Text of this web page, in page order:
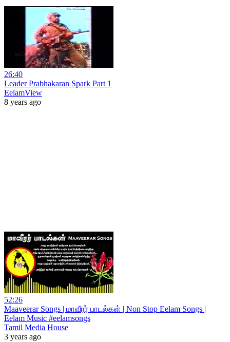
26:40
Leader Prabhakaran Spark Part 1
EelamView
8 years ago
52:26
Maaveerar Songs | மாவீரர் பாடல்கள் | Non Stop Eelam Songs |
Eelam Music #eelamsongs
Tamil Media House
3 years ago